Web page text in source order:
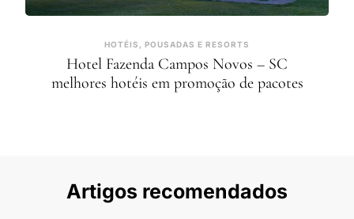
HOTÉIS, POUSADAS E RESORTS
Hotel Fazenda Campos Novos – SC
melhores hotéis em promoção de pacotes
Artigos recomendados